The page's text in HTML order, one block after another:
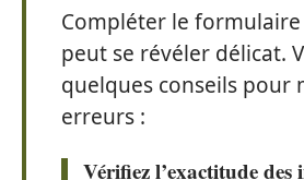
Compléter le formulaire
peut se révéler délicat.
quelques conseils pour
erreurs :
Vérifiez l’exactitude